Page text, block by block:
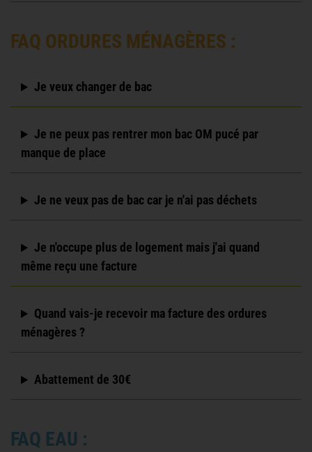
FAQ ORDURES MÉNAGÈRES :
Je veux changer de bac
Je ne peux pas rentrer mon bac OM pucé par
manque de place
Je ne veux pas de bac car je n'ai pas déchets
Je n'occupe plus de logement mais j'ai quand
même reçu une facture
Quand vais-je recevoir ma facture des ordures
ménagères ?
Abattement de 30€
FAQ EAU :